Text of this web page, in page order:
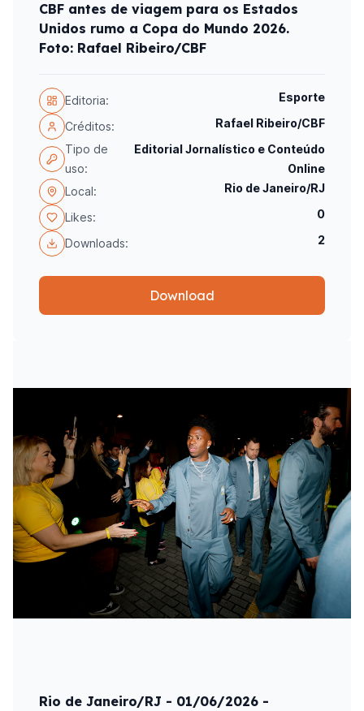
CBF antes de viagem para os Estados
Unidos rumo a Copa do Mundo 2026.
Foto: Rafael Ribeiro/CBF
Editoria: Esporte
Créditos:
Rafael Ribeiro/CBF
Tipo de
uso:
Editorial Jornalístico e Conteúdo
Online
Local:
Rio de Janeiro/RJ
Likes: 0
Downloads: 2
Download
Rio de Janeiro/RJ - 01/06/2026 -